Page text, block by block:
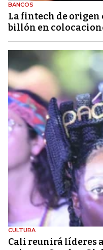
BANCOS
La fintech de origen
billón en
CULTURA
Cali reunirá líderes